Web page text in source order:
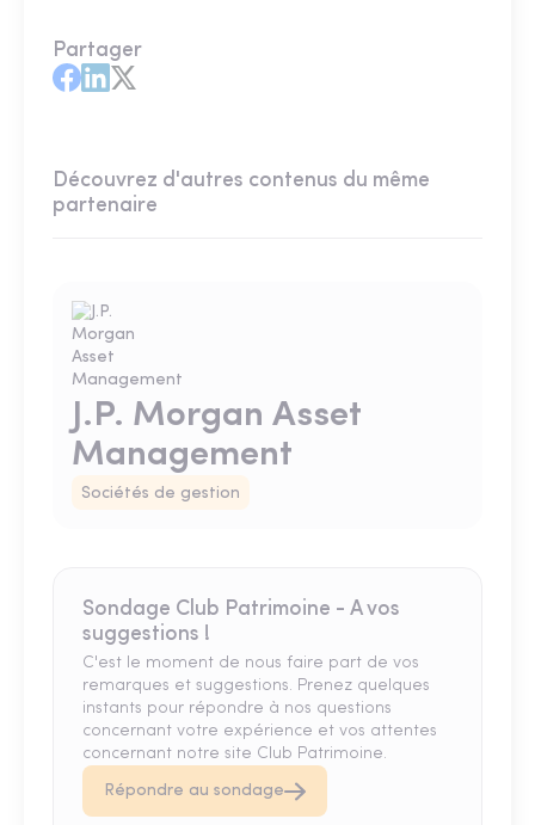
Partager
Découvrez d'autres contenus du même
partenaire
J.P. Morgan Asset
Management
Sociétés de gestion
Sondage Club Patrimoine - A vos
suggestions !
C'est le moment de nous faire part de vos
remarques et suggestions. Prenez quelques
instants pour répondre à nos questions
concernant votre expérience et vos attentes
concernant notre site Club Patrimoine.
Répondre au sondage